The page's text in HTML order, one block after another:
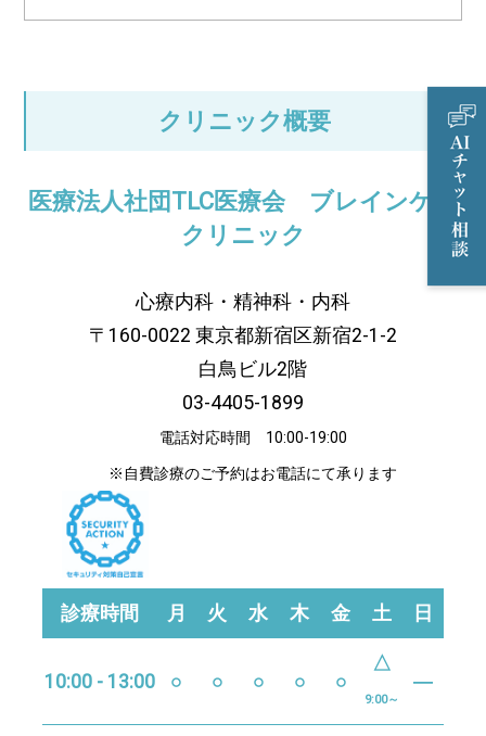
クリニック概要
医療法人社団TLC医療会 ブレインケア
クリニック
心療内科・精神科・内科
〒160-0022 東京都新宿区新宿2-1-2
白鳥ビル2階
03-4405-1899
電話対応時間 10:00-19:00
※自費診療のご予約はお電話にて承ります
診療時間 月 火 水 木 金 土 日
10:00 - 13:00 ○ ○ ○ ○ ○
△
9:00～
―